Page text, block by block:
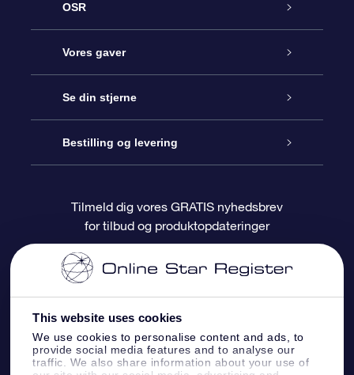
This website uses cookies
We use cookies to personalise content and ads, to
provide social media features and to analyse our
traffic. We also share information about your use of
OSR
Kundeservice
Kontakt os
Bloggen
Anmeldelser
Vores gaver
Online Stjernegave
OSR Gavepakke
OSR Gavekortet
Firmagaver
Se din stjerne
Star Register
Personliggjort Stjerneside
One Million Stars
OSR Stjerne-pauseskærm
Flyv mig ud til stjernerne VR-App
Bestilling og levering
Betalingsinformation
Forsendelsesoplysninger
Returpolitik
Konstellationer
Tilmeld dig vores GRATIS nyhedsbrev
for tilbud og produktopdateringer